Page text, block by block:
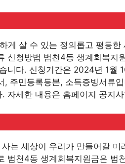
게 살 수 있는 정의롭고 평등
신청방법 범천4동 생계회복지
니다. 신청기간은 2024년 1월
, 주민등록등본, 소득증빙서류
자세한 내용은 홈페이지 공지
는 세상이 우리가 만들어갈
범천4동 생계회복지원금은 범